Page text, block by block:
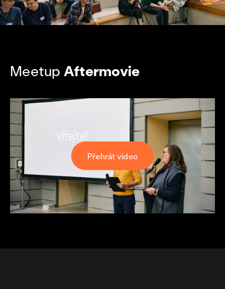
Meetup Aftermovie
Přehrát video